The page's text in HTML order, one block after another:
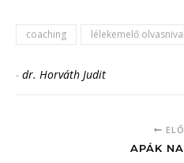
coaching lélekemelő
- dr. Horváth Judit
APÁK